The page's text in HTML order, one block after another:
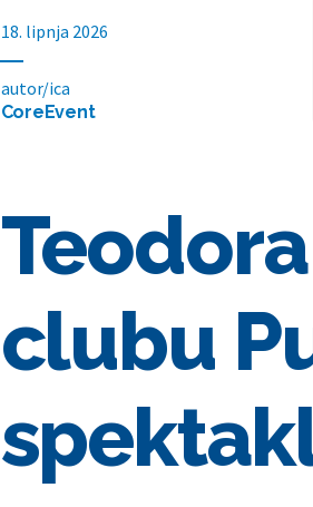
18. lipnja 2026
autor/ica
CoreEvent
clubu